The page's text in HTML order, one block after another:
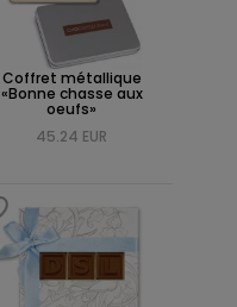
Coffret métallique
«Bonne chasse aux
oeufs»
45.24 EUR